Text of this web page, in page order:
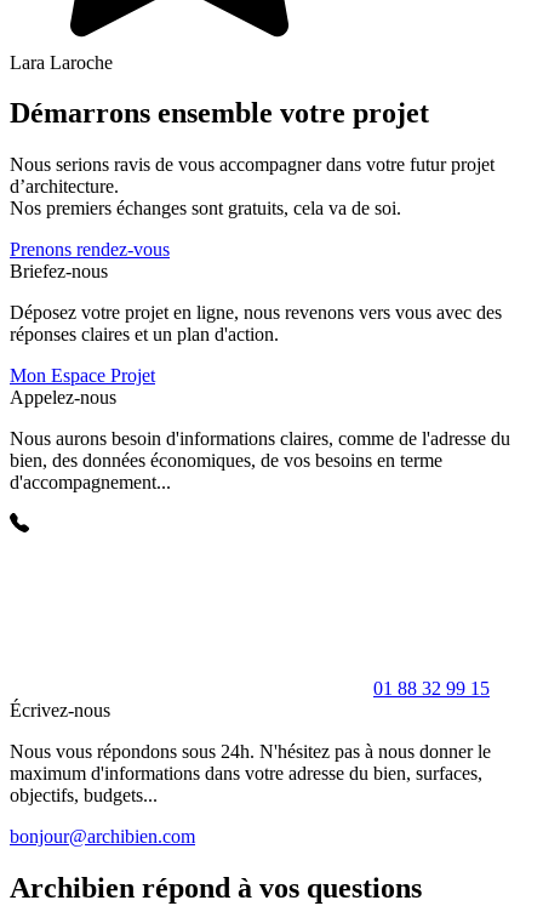
Lara Laroche
Démarrons ensemble votre projet
Nous serions ravis de vous accompagner dans votre futur projet
d’architecture.
Nos premiers échanges sont gratuits, cela va de soi.
Prenons rendez-vous
Briefez-nous
Déposez votre projet en ligne, nous revenons vers vous avec des
réponses claires et un plan d'action.
Mon Espace Projet
Appelez-nous
Nous aurons besoin d'informations claires, comme de l'adresse du
bien, des données économiques, de vos besoins en terme
d'accompagnement...
01 88 32 99 15
Écrivez-nous
Nous vous répondons sous 24h. N'hésitez pas à nous donner le
maximum d'informations dans votre adresse du bien, surfaces,
objectifs, budgets...
bonjour@archibien.com
Archibien répond à vos questions